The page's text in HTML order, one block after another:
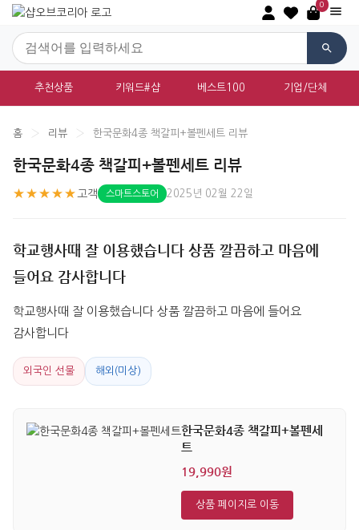
0
추천상품 키워드#샵 베스트100 기업/단체
홈 › 리뷰 › 한국문화4종 책갈피+볼펜세트 리뷰
한국문화4종 책갈피+볼펜세트 리뷰
★★★★★ 고객 스마트스토어 2025년 02월 22일
학교행사때 잘 이용했습니다 상품 깔끔하고 마음에
들어요 감사합니다
학교행사때 잘 이용했습니다 상품 깔끔하고 마음에 들어요
감사합니다
외국인 선물 해외(미상)
한국문화4종 책갈피+볼펜세
트
19,990원
상품 페이지로 이동